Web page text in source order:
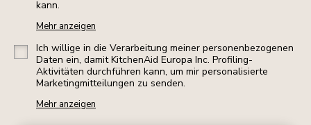
kann.
Mehr anzeigen
Ich willige in die Verarbeitung meiner personenbezogenen
Daten ein, damit KitchenAid Europa Inc. Profiling-
Aktivitäten durchführen kann, um mir personalisierte
Marketingmitteilungen zu senden.
Mehr anzeigen